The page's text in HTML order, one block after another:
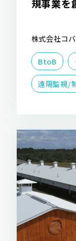
規事業を
株式会社コ
BtoB
遠隔監視/